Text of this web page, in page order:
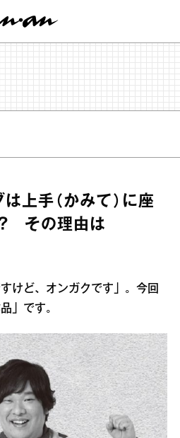
上手（かみて）に座
？ その理由は
けど、オンガクです」。今回
」です。